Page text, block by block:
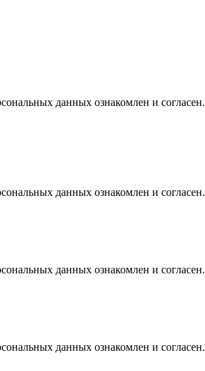
данных ознакомлен и согласен.
данных ознакомлен и согласен.
данных ознакомлен и согласен.
данных ознакомлен и согласен.